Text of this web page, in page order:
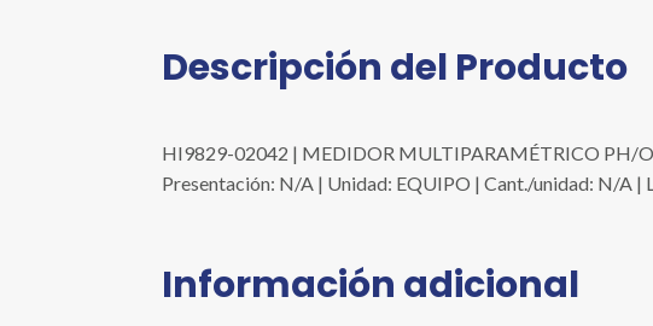
Descripción del Producto
HI9829-02042 | MEDIDOR MULTIPARAMÉTRICO PH/
Presentación: N/A | Unidad: EQUIPO | Cant./unidad: N/A
Información adicional